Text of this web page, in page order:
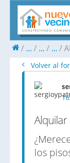
... ... ...
Volver al
los